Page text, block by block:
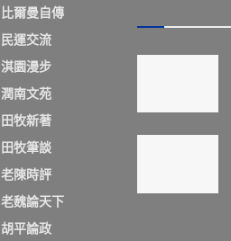
比爾曼自傳
民運交流
淇園漫步
潤南文苑
田牧新著
田牧筆談
老陳時評
老魏論天下
胡平論政